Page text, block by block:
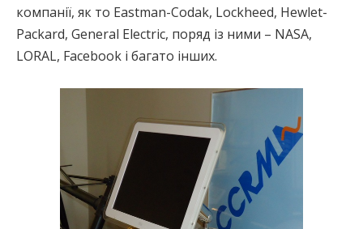
компанії, як то Eastman-Codak, Lockheed, Hewlet-
Packard, General Electric, поряд із ними – NASA,
LORAL, Facebook і багато інших.